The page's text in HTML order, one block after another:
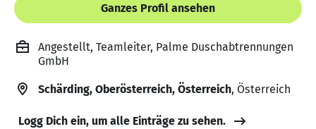
Ganzes Profil ansehen
Angestellt, Teamleiter, Palme Duschabtrennungen
GmbH
Schärding, Oberösterreich, Österreich, Österreich
Logg Dich ein, um alle Einträge zu sehen.